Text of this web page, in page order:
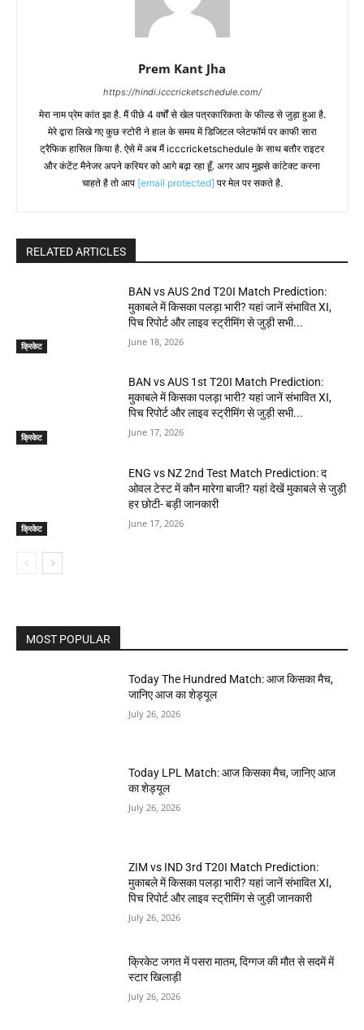
Prem Kant Jha
https://hindi.icccricketschedule.com/
मेरा नाम प्रेम कांत झा है. मैं पीछे 4 वर्षों से खेल पत्रकारिकता के फील्ड से जुड़ा हुआ है.
मेरे द्वारा लिखे गए कुछ स्टोरी ने हाल के समय में डिजिटल प्लेटफॉर्म पर काफी सारा
ट्रैफिक हासिल किया है. ऐसे में अब मैं icccricketschedule के साथ बतौर राइटर
और कंटेंट मैनेजर अपने करियर को आगे बढ़ा रहा हूँ. अगर आप मुझसे कांटेक्ट करना
चाहते है तो आप [email protected] पर मेल पर सकते है.
RELATED ARTICLES
क्रिकेट
BAN vs AUS 2nd T20I Match Prediction:
मुकाबले में किसका पलड़ा भारी? यहां जानें संभावित XI,
पिच रिपोर्ट और लाइव स्ट्रीमिंग से जुड़ी सभी...
June 18, 2026
क्रिकेट
BAN vs AUS 1st T20I Match Prediction:
मुकाबले में किसका पलड़ा भारी? यहां जानें संभावित XI,
पिच रिपोर्ट और लाइव स्ट्रीमिंग से जुड़ी सभी...
June 17, 2026
क्रिकेट
ENG vs NZ 2nd Test Match Prediction: द
ओवल टेस्ट में कौन मारेगा बाजी? यहां देखें मुकाबले से जुड़ी
हर छोटी- बड़ी जानकारी
June 17, 2026
MOST POPULAR
Today The Hundred Match: आज किसका मैच,
जानिए आज का शेड्यूल
July 26, 2026
Today LPL Match: आज किसका मैच, जानिए आज
का शेड्यूल
July 26, 2026
ZIM vs IND 3rd T20I Match Prediction:
मुकाबले में किसका पलड़ा भारी? यहां जानें संभावित XI,
पिच रिपोर्ट और लाइव स्ट्रीमिंग से जुड़ी जानकारी
July 26, 2026
क्रिकेट जगत में पसरा मातम, दिग्गज की मौत से सदमें में
स्टार खिलाड़ी
July 26, 2026